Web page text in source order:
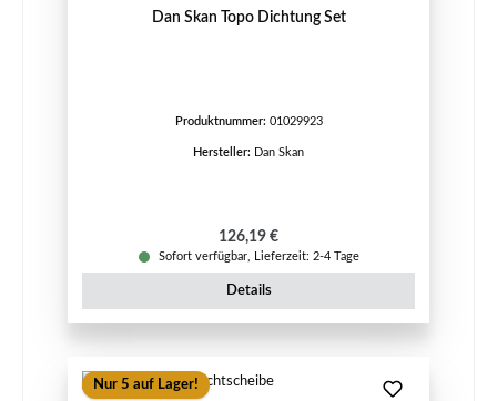
Dan Skan Topo Dichtung Set
Produktnummer: 01029923
Hersteller: Dan Skan
Regulärer Preis:
126,19 €
Sofort verfügbar, Lieferzeit: 2-4 Tage
Details
Nur 5 auf Lager!